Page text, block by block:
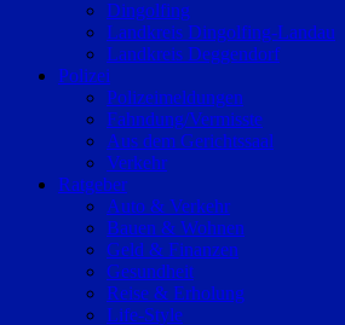
Dingolfing
Landkreis Dingolfing-Landau
Landkreis Deggendorf
Polizei
Polizeimeldungen
Fahndung/Vermisste
Aus dem Gerichtssaal
Verkehr
Ratgeber
Auto & Verkehr
Bauen & Wohnen
Geld & Finanzen
Gesundheit
Reise & Erholung
Life-Style